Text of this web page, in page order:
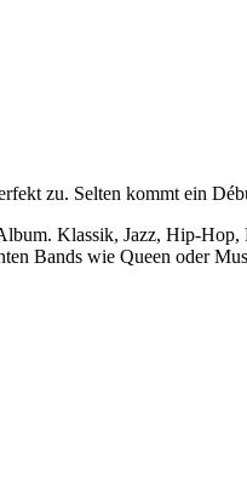
zu. Selten kommt ein
Klassik, Jazz, Hip-
Bands wie Queen oder